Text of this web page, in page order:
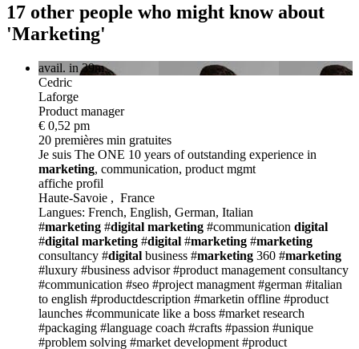
17 other people who might know about
'Marketing'
avail. in 39m
Cedric
Laforge
Product manager
€ 0,52 pm
20 premières min gratuites
Je suis The ONE 10 years of outstanding experience in
marketing, communication, product mgmt
affiche profil
Haute-Savoie , France
Langues: French, English, German, Italian
#marketing #digital marketing #communication digital
#digital marketing #digital #marketing #marketing
consultancy #digital business #marketing 360 #marketing
#luxury #business advisor #product management consultancy
#communication #seo #project managment #german #italian
to english #productdescription #marketin offline #product
launches #communicate like a boss #market research
#packaging #language coach #crafts #passion #unique
#problem solving #market development #product